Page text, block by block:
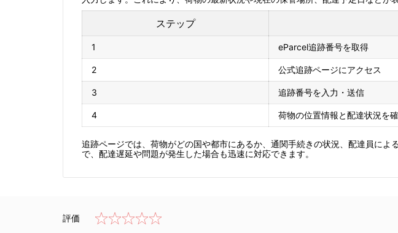
ステップ
1 eParcel追跡番号を取得
2 公式追跡ページにアクセス
3 追跡番号を入力・送信
4 荷物の位置情報と配達状況を
追跡ページでは、荷物がどの国や都市にあるか、通関手続きの状況、配達員に
で、配達遅延や問題が発生した場合も迅速に対応できます。
評価